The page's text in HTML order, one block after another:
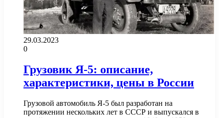
29.03.2023
0
Грузовик Я-5: описание,
характеристики, цены в России
Грузовой автомобиль Я-5 был разработан на
протяжении нескольких лет в СССР и выпускался в